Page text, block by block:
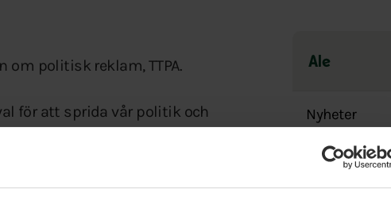
om politisk reklam, TTPA.
för att sprida vår politik och
Annonseringen bekostas av
Ale
över
menyn
Nyheter
Politik